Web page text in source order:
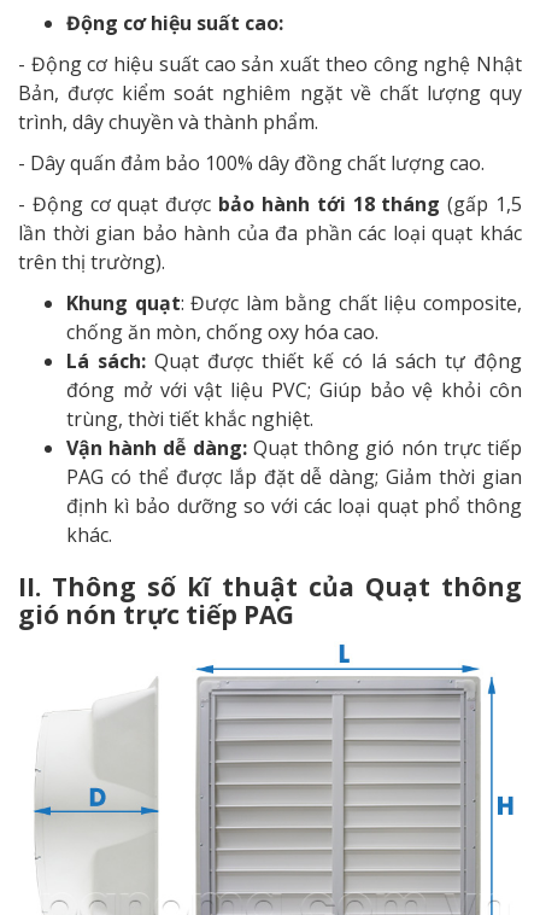
Động cơ hiệu suất cao:
- Động cơ hiệu suất cao sản xuất theo công nghệ Nhật
Bản, được kiểm soát nghiêm ngặt về chất lượng quy
trình, dây chuyền và thành phẩm.
- Dây quấn đảm bảo 100% dây đồng chất lượng cao.
- Động cơ quạt được bảo hành tới 18 tháng (gấp 1,5
lần thời gian bảo hành của đa phần các loại quạt khác
trên thị trường).
Khung quạt: Được làm bằng chất liệu composite,
chống ăn mòn, chống oxy hóa cao.
Lá sách: Quạt được thiết kế có lá sách tự động
đóng mở với vật liệu PVC; Giúp bảo vệ khỏi côn
trùng, thời tiết khắc nghiệt.
Vận hành dễ dàng:Quạt thông gió nón trực tiếp
PAG có thể được lắp đặt dễ dàng; Giảm thời gian
định kì bảo dưỡng so với các loại quạt phổ thông
khác.
II. Thông số kĩ thuật của Quạt thông
gió nón trực tiếp PAG